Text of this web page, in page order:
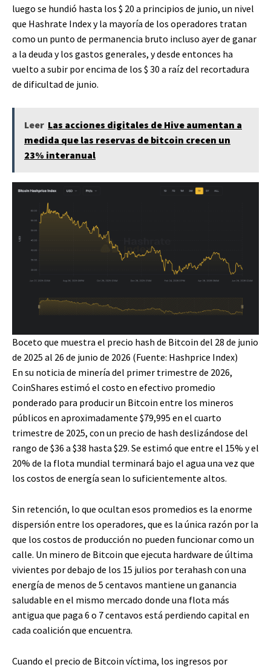
luego se hundió hasta los $ 20 a principios de junio, un nivel
que Hashrate Index y la mayoría de los operadores tratan
como un punto de permanencia bruto incluso ayer de ganar
a la deuda y los gastos generales, y desde entonces ha
vuelto a subir por encima de los $ 30 a raíz del recortadura
de dificultad de junio.
Leer Las acciones digitales de Hive aumentan a
medida que las reservas de bitcoin crecen un
23% interanual
Boceto que muestra el precio hash de Bitcoin del 28 de junio
de 2025 al 26 de junio de 2026 (Fuente: Hashprice Index)
En su noticia de minería del primer trimestre de 2026,
CoinShares estimó el costo en efectivo promedio
ponderado para producir un Bitcoin entre los mineros
públicos en aproximadamente $79,995 en el cuarto
trimestre de 2025, con un precio de hash deslizándose del
rango de $36 a $38 hasta $29. Se estimó que entre el 15% y el
20% de la flota mundial terminará bajo el agua una vez que
los costos de energía sean lo suficientemente altos.
Sin retención, lo que ocultan esos promedios es la enorme
dispersión entre los operadores, que es la única razón por la
que los costos de producción no pueden funcionar como un
calle. Un minero de Bitcoin que ejecuta hardware de última
vivientes por debajo de los 15 julios por terahash con una
energía de menos de 5 centavos mantiene un ganancia
saludable en el mismo mercado donde una flota más
antigua que paga 6 o 7 centavos está perdiendo capital en
cada coalición que encuentra.
Cuando el precio de Bitcoin víctima, los ingresos por